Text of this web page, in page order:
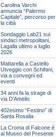
Carolina Varchi
annuncia “Palermo
Capitale”, percorso per
la città
Sondaggio Lab21 sui
sindaci metropolitani,
Lagalla ultimo a luglio
2026
Mattarella a Castello
Utveggio con Schifani,
via a convegni ed
eventi
34 anni fa la strage di
via D’Amelio
402esimo “Festino” di
Santa Rosalia
La Croma di Falcone è
al Museo del Presente